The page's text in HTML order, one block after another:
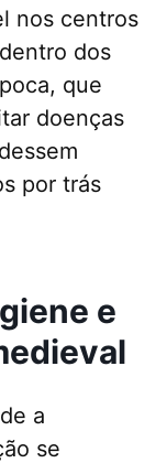
nos centros
dos
que
doenças
por trás
e
a
se